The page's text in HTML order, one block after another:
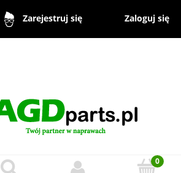
Zarejestruj się Zaloguj się